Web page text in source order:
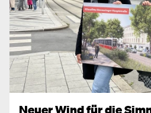
Neuer Wind für die